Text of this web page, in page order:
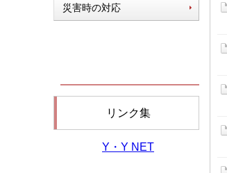
災害時の対応
リンク集
Y・Y NET